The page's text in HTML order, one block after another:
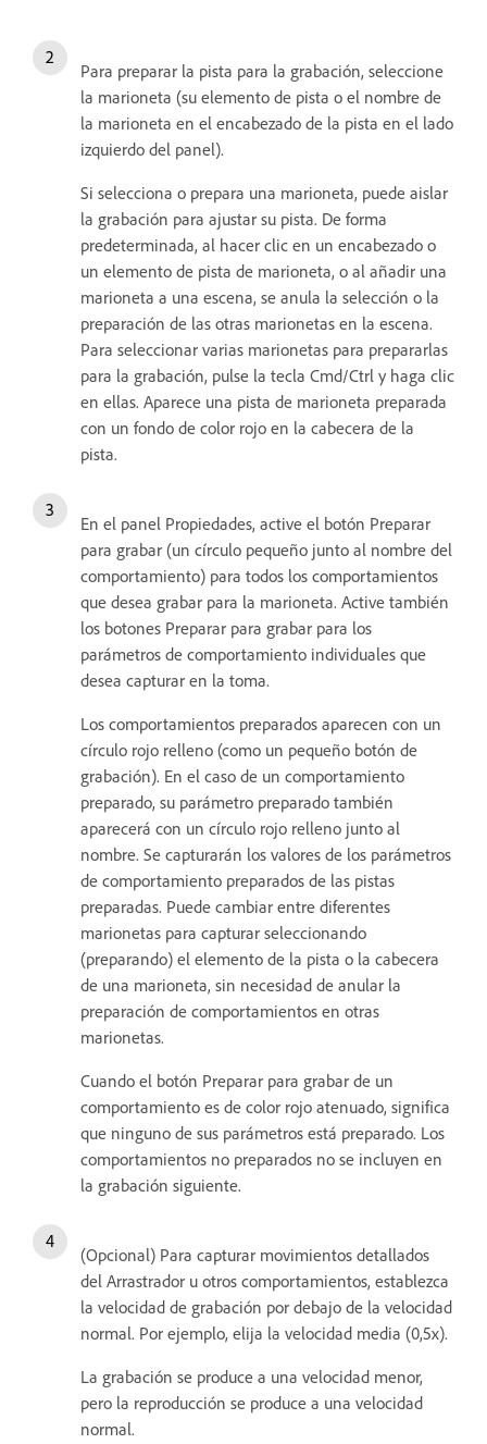
Para preparar la pista para la grabación, seleccione
la marioneta (su elemento de pista o el nombre de
la marioneta en el encabezado de la pista en el lado
izquierdo del panel).
Si selecciona o prepara una marioneta, puede aislar
la grabación para ajustar su pista. De forma
predeterminada, al hacer clic en un encabezado o
un elemento de pista de marioneta, o al añadir una
marioneta a una escena, se anula la selección o la
preparación de las otras marionetas en la escena.
Para seleccionar varias marionetas para prepararlas
para la grabación, pulse la tecla Cmd/Ctrl y haga clic
en ellas. Aparece una pista de marioneta preparada
con un fondo de color rojo en la cabecera de la
pista.
En el panel Propiedades, active el botón Preparar
para grabar (un círculo pequeño junto al nombre del
comportamiento) para todos los comportamientos
que desea grabar para la marioneta. Active también
los botones Preparar para grabar para los
parámetros de comportamiento individuales que
desea capturar en la toma.
Los comportamientos preparados aparecen con un
círculo rojo relleno (como un pequeño botón de
grabación). En el caso de un comportamiento
preparado, su parámetro preparado también
aparecerá con un círculo rojo relleno junto al
nombre. Se capturarán los valores de los parámetros
de comportamiento preparados de las pistas
preparadas. Puede cambiar entre diferentes
marionetas para capturar seleccionando
(preparando) el elemento de la pista o la cabecera
de una marioneta, sin necesidad de anular la
preparación de comportamientos en otras
marionetas.
Cuando el botón Preparar para grabar de un
comportamiento es de color rojo atenuado, significa
que ninguno de sus parámetros está preparado. Los
comportamientos no preparados no se incluyen en
la grabación siguiente.
(Opcional) Para capturar movimientos detallados
del Arrastrador u otros comportamientos, establezca
la velocidad de grabación por debajo de la velocidad
normal. Por ejemplo, elija la velocidad media (0,5x).
La grabación se produce a una velocidad menor,
pero la reproducción se produce a una velocidad
normal.